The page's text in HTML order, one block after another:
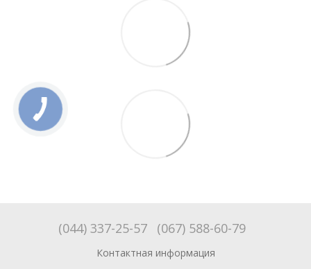
(044) 337-25-57 (067) 588-60-79
Контактная информация